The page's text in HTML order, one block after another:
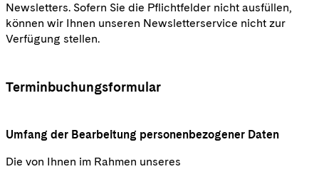
Newsletters. Sofern Sie die Pflichtfelder nicht ausfüllen,
können wir Ihnen unseren Newsletterservice nicht zur
Verfügung stellen.
Terminbuchungsformular
Umfang der Bearbeitung personenbezogener Daten
Die von Ihnen im Rahmen unseres